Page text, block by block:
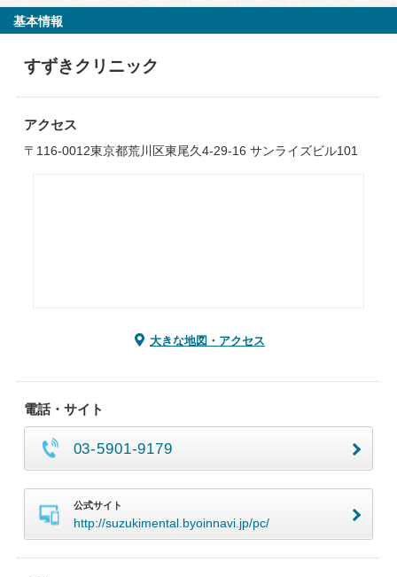
基本情報
すずきクリニック
アクセス
〒116-0012東京都荒川区東尾久4-29-16 サンライズビル101
大きな地図・アクセス
電話・サイト
03-5901-9179
公式サイト
http://suzukimental.byoinnavi.jp/pc/